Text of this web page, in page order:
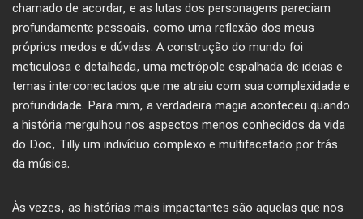
chamado de acordar, e as lutas dos personagens pareciam
profundamente pessoais, como uma reflexão dos meus
próprios medos e dúvidas. A construção do mundo foi
meticulosa e detalhada, uma metrópole espalhada de ideias e
temas interconectados que me atraiu com sua complexidade e
profundidade. Para mim, a verdadeira magia aconteceu quando
a história mergulhou nos aspectos menos conhecidos da vida
do Doc, Tilly um indivíduo complexo e multifacetado por trás
da música.
Às vezes, as histórias mais impactantes são aquelas que nos